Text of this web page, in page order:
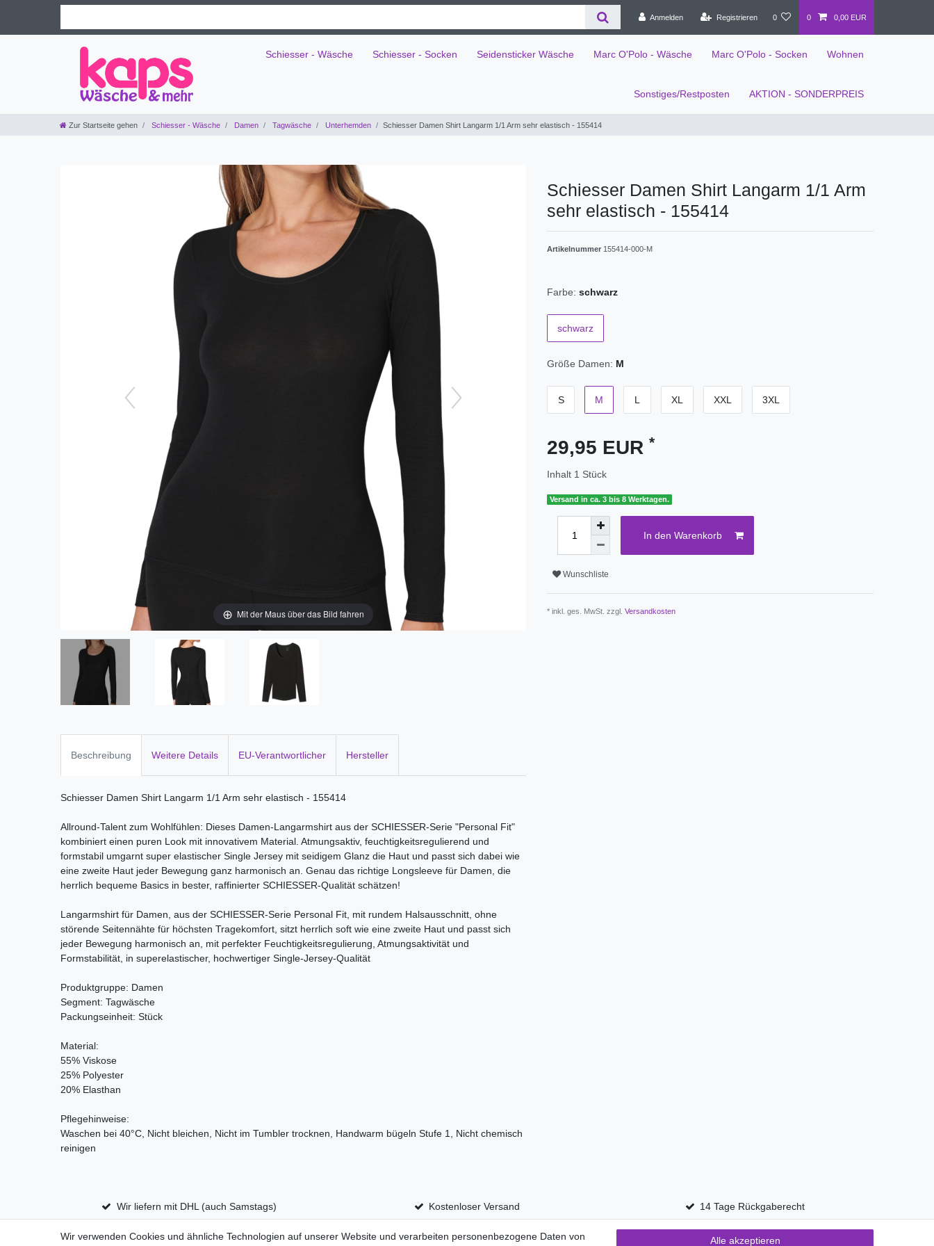
Anmelden Registrieren 0 0 0,00 EUR
Schiesser - Wäsche Schiesser - Socken Seidensticker Wäsche Marc O'Polo - Wäsche Marc O'Polo - Socken Wohnen
Sonstiges/Restposten AKTION - SONDERPREIS
Zur Startseite gehen Schiesser - Wäsche Damen Tagwäsche Unterhemden Schiesser Damen Shirt Langarm 1/1 Arm sehr elastisch - 155414
Mit der Maus über das Bild fahren
Schiesser Damen Shirt Langarm 1/1 Arm
sehr elastisch - 155414
Artikelnummer 155414-000-M
Farbe: schwarz
schwarz
Größe Damen: M
S M L XL XXL 3XL
29,95 EUR *
Inhalt 1 Stück
Versand in ca. 3 bis 8 Werktagen.
In den Warenkorb
Wunschliste
* inkl. ges. MwSt. zzgl. Versandkosten
Beschreibung Weitere Details EU-Verantwortlicher Hersteller
Schiesser Damen Shirt Langarm 1/1 Arm sehr elastisch - 155414
Allround-Talent zum Wohlfühlen: Dieses Damen-Langarmshirt aus der SCHIESSER-Serie "Personal Fit"
kombiniert einen puren Look mit innovativem Material. Atmungsaktiv, feuchtigkeitsregulierend und
formstabil umgarnt super elastischer Single Jersey mit seidigem Glanz die Haut und passt sich dabei wie
eine zweite Haut jeder Bewegung ganz harmonisch an. Genau das richtige Longsleeve für Damen, die
herrlich bequeme Basics in bester, raffinierter SCHIESSER-Qualität schätzen!
Langarmshirt für Damen, aus der SCHIESSER-Serie Personal Fit, mit rundem Halsausschnitt, ohne
störende Seitennähte für höchsten Tragekomfort, sitzt herrlich soft wie eine zweite Haut und passt sich
jeder Bewegung harmonisch an, mit perfekter Feuchtigkeitsregulierung, Atmungsaktivität und
Formstabilität, in superelastischer, hochwertiger Single-Jersey-Qualität
Produktgruppe: Damen
Segment: Tagwäsche
Packungseinheit: Stück
Material:
55% Viskose
25% Polyester
20% Elasthan
Pflegehinweise:
Waschen bei 40°C, Nicht bleichen, Nicht im Tumbler trocknen, Handwarm bügeln Stufe 1, Nicht chemisch
reinigen
Wir liefern mit DHL (auch Samstags) Kostenloser Versand 14 Tage Rückgaberecht
Wir verwenden Cookies und ähnliche Technologien auf unserer Website und verarbeiten personenbezogene Daten von
Alle akzeptieren